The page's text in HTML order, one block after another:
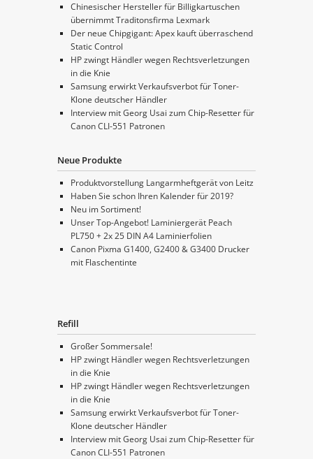
Chinesischer Hersteller für Billigkartuschen
übernimmt Traditonsfirma Lexmark
Der neue Chipgigant: Apex kauft überraschend
Static Control
HP zwingt Händler wegen Rechtsverletzungen
in die Knie
Samsung erwirkt Verkaufsverbot für Toner-
Klone deutscher Händler
Interview mit Georg Usai zum Chip-Resetter für
Canon CLI-551 Patronen
Neue Produkte
Produktvorstellung Langarmheftgerät von Leitz
Haben Sie schon Ihren Kalender für 2019?
Neu im Sortiment!
Unser Top-Angebot! Laminiergerät Peach
PL750 + 2x 25 DIN A4 Laminierfolien
Canon Pixma G1400, G2400 & G3400 Drucker
mit Flaschentinte
Refill
Großer Sommersale!
HP zwingt Händler wegen Rechtsverletzungen
in die Knie
HP zwingt Händler wegen Rechtsverletzungen
in die Knie
Samsung erwirkt Verkaufsverbot für Toner-
Klone deutscher Händler
Interview mit Georg Usai zum Chip-Resetter für
Canon CLI-551 Patronen